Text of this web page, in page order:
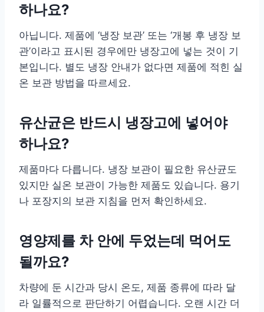
하나요?
아닙니다. 제품에 ‘냉장 보관’ 또는 ‘개봉 후 냉장 보
관’이라고 표시된 경우에만 냉장고에 넣는 것이 기
본입니다. 별도 냉장 안내가 없다면 제품에 적힌 실
온 보관 방법을 따르세요.
유산균은 반드시 냉장고에 넣어야
하나요?
제품마다 다릅니다. 냉장 보관이 필요한 유산균도
있지만 실온 보관이 가능한 제품도 있습니다. 용기
나 포장지의 보관 지침을 먼저 확인하세요.
영양제를 차 안에 두었는데 먹어도
될까요?
차량에 둔 시간과 당시 온도, 제품 종류에 따라 달
라 일률적으로 판단하기 어렵습니다. 오랜 시간 더